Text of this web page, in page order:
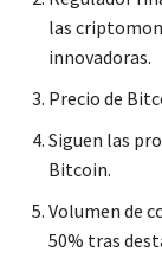
las
innovadoras.
Precio de
Siguen las
Bitcoin.
Volumen de
50% tras